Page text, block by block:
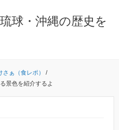
球・沖縄の歴史を
ぁ（食レポ）
/
景色を紹介するよ